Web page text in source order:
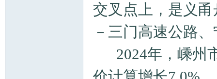
交叉点上，是义
－三门高速公路
2024年，嵊州